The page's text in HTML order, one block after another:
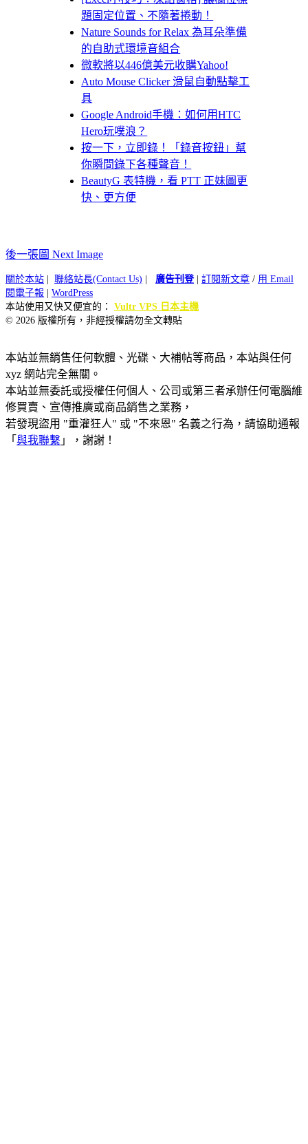
題固定位置、不隨著捲動！
Nature Sounds for Relax 為耳朵準備
的自助式環境音組合
微軟將以446億美元收購Yahoo!
Auto Mouse Clicker 滑鼠自動點擊工
具
Google Android手機：如何用HTC
Hero玩噗浪？
按一下，立即錄！「錄音按鈕」幫
你瞬間錄下各種聲音！
BeautyG 表特機，看 PTT 正妹圖更
快、更方便
後一張圖 Next Image
關於本站 聯絡站長(Contact Us) 廣告刊登| 訂閱新文章 / 用 Email
閱電子報
WordPress
本站使用又快又便宜的： Vultr VPS 日本主機
© 2026 版權所有，非經授權請勿全文轉貼
本站並無銷售任何軟體、光碟、大補帖等商品，本站與任何
xyz 網站完全無關。
本站並無委託或授權任何個人、公司或第三者承辦任何電腦維
修買賣、宣傳推廣或商品銷售之業務，
若發現盜用 "重灌狂人" 或 "不來恩" 名義之行為，請協助通報
「 與我聯繫 」，謝謝！